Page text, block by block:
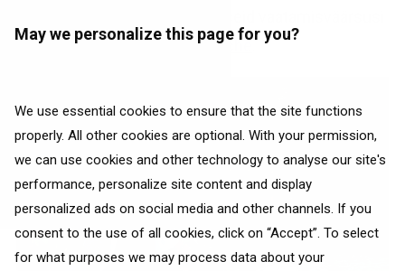
May we personalize this page for you?
We use essential cookies to ensure that the site functions
properly. All other cookies are optional. With your permission,
we can use cookies and other technology to analyse our site's
performance, personalize site content and display
personalized ads on social media and other channels. If you
consent to the use of all cookies, click on “Accept”. To select
for what purposes we may process data about your
naguMarienplatzjaFrauenkirche.